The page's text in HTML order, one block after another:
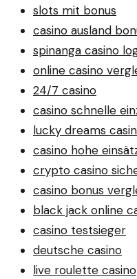
slots mit bonus
casino ausland
spinanga casino
online casino
24/7 casino
casino schnelle
lucky dreams
casino hohe
crypto casino
casino bonus
black jack online
casino testsieger
deutsche casino
live roulette casino